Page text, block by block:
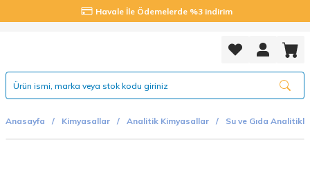
Havale İle Ödemelerde %3 indirim
Anasayfa Kimyasallar Analitik Kimyasallar Su ve Gıda